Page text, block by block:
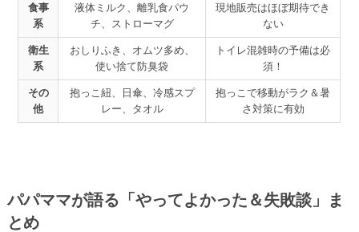
食事
系
液体ミルク、離乳食パウ
チ、ストローマグ
現地販売はほぼ期待でき
ない
衛生
系
おしりふき、オムツ多め、
使い捨て防臭袋
トイレ混雑時の予備は必
須！
その
他
抱っこ紐、日傘、冷感スプ
レー、タオル
抱っこで移動がラク＆暑
さ対策に有効
パパママが語る「やってよかった＆失敗談」ま
とめ